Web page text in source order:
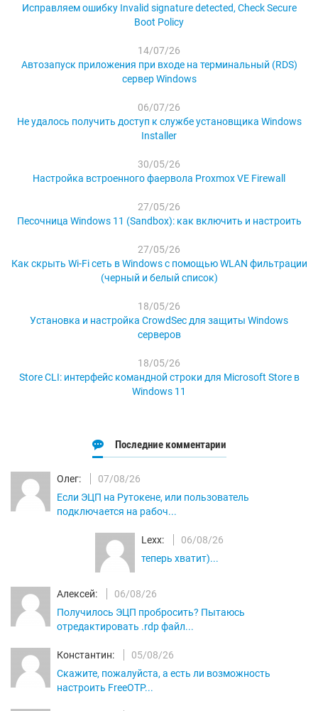
Исправляем ошибку Invalid signature detected, Check Secure
Boot Policy
14/07/26
Автозапуск приложения при входе на терминальный (RDS)
сервер Windows
06/07/26
Не удалось получить доступ к службе установщика Windows
Installer
30/05/26
Настройка встроенного фаервола Proxmox VE Firewall
27/05/26
Песочница Windows 11 (Sandbox): как включить и настроить
27/05/26
Как скрыть Wi-Fi сеть в Windows с помощью WLAN фильтрации
(черный и белый список)
18/05/26
Установка и настройка CrowdSec для защиты Windows
серверов
18/05/26
Store CLI: интерфейс командной строки для Microsoft Store в
Windows 11
Последние комментарии
Олег:
07/08/26
Если ЭЦП на Рутокене, или пользователь
подключается на рабоч...
Lexx:
06/08/26
теперь хватит)...
Алексей:
06/08/26
Получилось ЭЦП пробросить? Пытаюсь
отредактировать .rdp файл...
Константин:
05/08/26
Скажите, пожалуйста, а есть ли возможность
настроить FreeOTP...